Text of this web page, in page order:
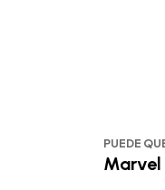
PUEDE
Marvel